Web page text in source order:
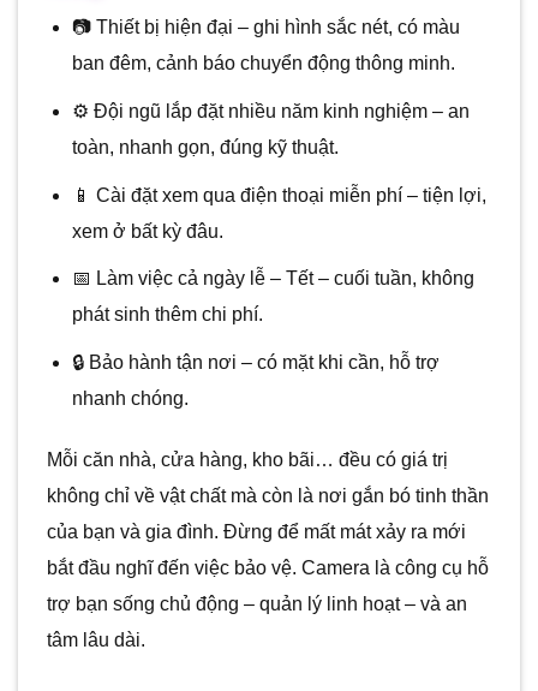
📷 Thiết bị hiện đại – ghi hình sắc nét, có màu
ban đêm, cảnh báo chuyển động thông minh.
⚙️ Đội ngũ lắp đặt nhiều năm kinh nghiệm – an
toàn, nhanh gọn, đúng kỹ thuật.
📱 Cài đặt xem qua điện thoại miễn phí – tiện lợi,
xem ở bất kỳ đâu.
📅 Làm việc cả ngày lễ – Tết – cuối tuần, không
phát sinh thêm chi phí.
🔒 Bảo hành tận nơi – có mặt khi cần, hỗ trợ
nhanh chóng.
Mỗi căn nhà, cửa hàng, kho bãi… đều có giá trị
không chỉ về vật chất mà còn là nơi gắn bó tinh thần
của bạn và gia đình. Đừng để mất mát xảy ra mới
bắt đầu nghĩ đến việc bảo vệ. Camera là công cụ hỗ
trợ bạn sống chủ động – quản lý linh hoạt – và an
tâm lâu dài.